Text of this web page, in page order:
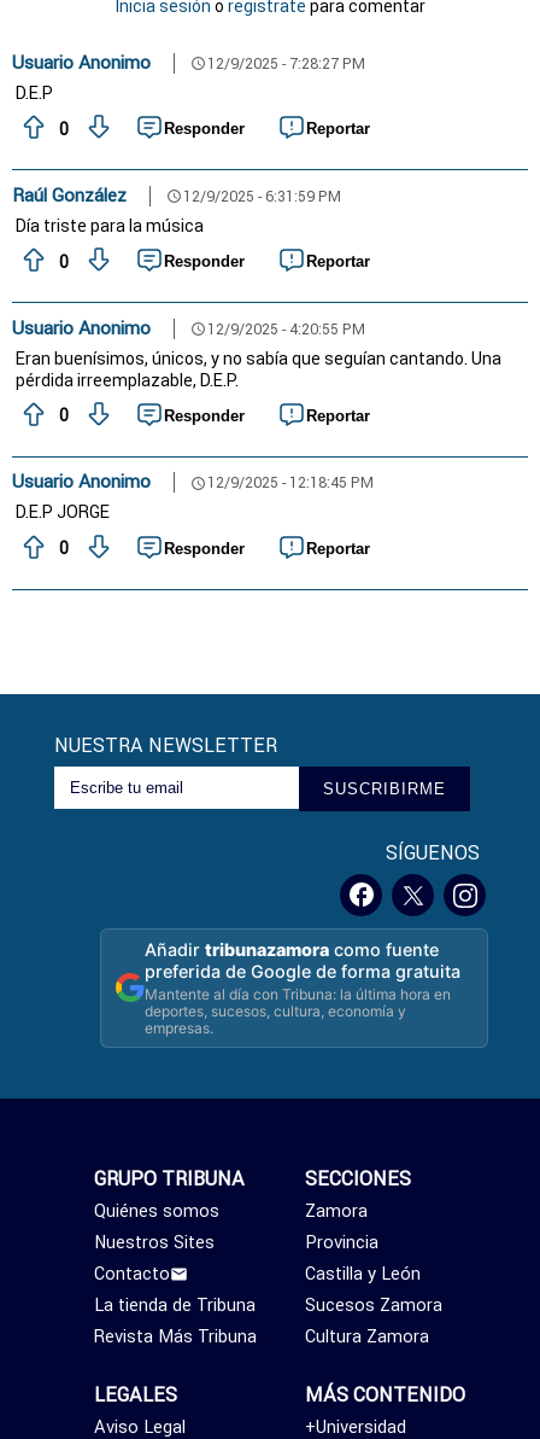
Inicia sesión o registrate para comentar
Usuario Anonimo schedule 12/9/2025 - 7:28:27 PM
D.E.P
0
Responder Reportar
Raúl González schedule 12/9/2025 - 6:31:59 PM
Día triste para la música
0
Responder Reportar
Usuario Anonimo schedule 12/9/2025 - 4:20:55 PM
Eran buenísimos, únicos, y no sabía que seguían cantando. Una
pérdida irreemplazable, D.E.P.
0
Responder Reportar
Usuario Anonimo schedule 12/9/2025 - 12:18:45 PM
D.E.P JORGE
0
Responder Reportar
NUESTRA NEWSLETTER
SUSCRIBIRME
SÍGUENOS
Añadirtribunazamora como fuente
preferida de Google de forma gratuita
Mantente al día con Tribuna: la última hora en
deportes, sucesos, cultura, economía y
empresas.
SECCIONES
Zamora
Provincia
Castilla y León
Sucesos Zamora
Cultura Zamora
MÁS CONTENIDO
+Universidad
GRUPO TRIBUNA
Quiénes somos
Nuestros Sites
Contacto
La tienda de Tribuna
Revista Más Tribuna
LEGALES
Aviso Legal